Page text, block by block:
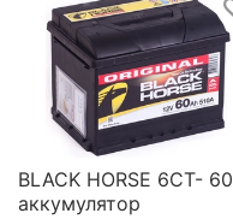
BLACK HORSE 6СТ- 60
аккумулятор